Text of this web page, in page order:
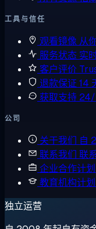
工具与信任
观看镜像 从
服务状态 实
客户评价
退款保证 14
获取支持 24/
公司
关于我们 自
联系我们 联
企业合作计划
教育机构计划
独立运营